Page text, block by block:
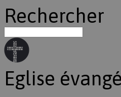
Rechercher
Eglise